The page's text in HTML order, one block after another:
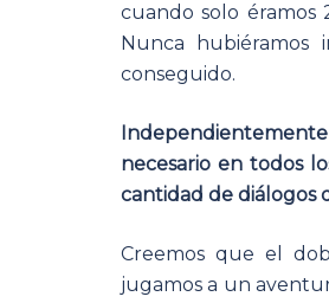
cuando solo éramos
Nunca
conseguido.
Independientemente
necesario en todos
cantidad de diálogos
Creemos que el
jugamos a un